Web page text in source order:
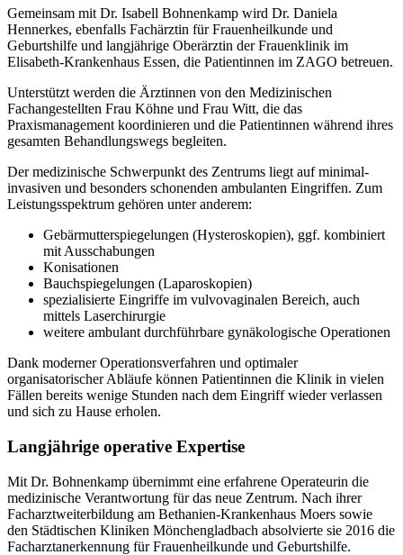
Gemeinsam mit Dr. Isabell Bohnenkamp wird Dr. Daniela
Hennerkes, ebenfalls Fachärztin für Frauenheilkunde und
Geburtshilfe und langjährige Oberärztin der Frauenklinik im
Elisabeth-Krankenhaus Essen, die Patientinnen im ZAGO betreuen.
Unterstützt werden die Ärztinnen von den Medizinischen
Fachangestellten Frau Köhne und Frau Witt, die das
Praxismanagement koordinieren und die Patientinnen während ihres
gesamten Behandlungswegs begleiten.
Der medizinische Schwerpunkt des Zentrums liegt auf minimal-
invasiven und besonders schonenden ambulanten Eingriffen. Zum
Leistungsspektrum gehören unter anderem:
Gebärmutterspiegelungen (Hysteroskopien), ggf. kombiniert
mit Ausschabungen
Konisationen
Bauchspiegelungen (Laparoskopien)
spezialisierte Eingriffe im vulvovaginalen Bereich, auch
mittels Laserchirurgie
weitere ambulant durchführbare gynäkologische Operationen
Dank moderner Operationsverfahren und optimaler
organisatorischer Abläufe können Patientinnen die Klinik in vielen
Fällen bereits wenige Stunden nach dem Eingriff wieder verlassen
und sich zu Hause erholen.
Langjährige operative Expertise
Mit Dr. Bohnenkamp übernimmt eine erfahrene Operateurin die
medizinische Verantwortung für das neue Zentrum. Nach ihrer
Facharztweiterbildung am Bethanien-Krankenhaus Moers sowie
den Städtischen Kliniken Mönchengladbach absolvierte sie 2016 die
Facharztanerkennung für Frauenheilkunde und Geburtshilfe.